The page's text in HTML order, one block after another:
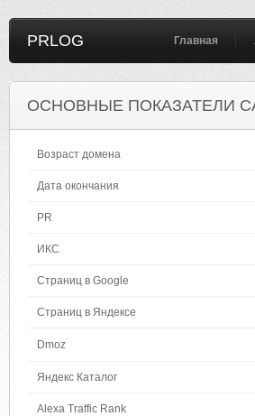
PRLOG Главная
ОСНОВНЫЕ ПОКАЗАТЕЛИ
Возраст домена
Дата окончания
PR
ИКС
Страниц в Google
Страниц в Яндексе
Dmoz
Яндекс Каталог
Alexa Traffic Rank